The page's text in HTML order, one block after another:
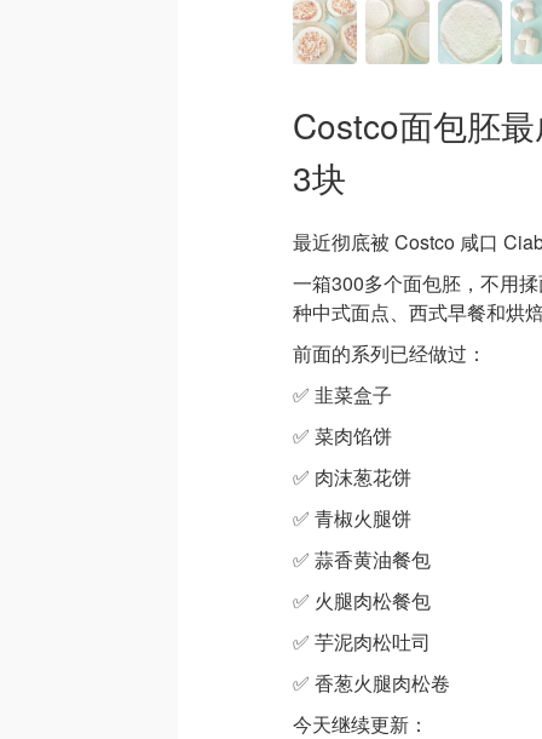
Costco面包胚
3块
最近彻底被 Costco 咸口
一箱300多个面包胚，不用
种中式面点、西式早餐和烘焙
前面的系列已经做过：
✅ 韭菜盒子
✅ 菜肉馅饼
✅ 肉沫葱花饼
✅ 青椒火腿饼
✅ 蒜香黄油餐包
✅ 火腿肉松餐包
✅ 芋泥肉松吐司
✅ 香葱火腿肉松卷
今天继续更新：